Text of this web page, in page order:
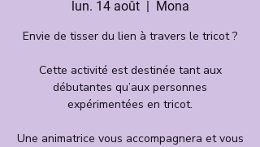
lun. 14 août
  |
Mona
Envie de tisser du lien à travers le tricot ?
Cette activité est destinée tant aux
débutantes qu’aux personnes
expérimentées en tricot.
Une animatrice vous accompagnera et vous